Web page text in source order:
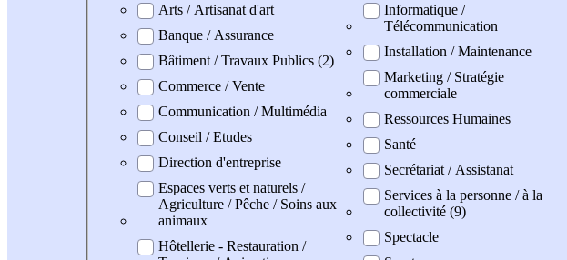
Arts / Artisanat d'art
Banque / Assurance
Bâtiment / Travaux Publics (2)
Commerce / Vente
Communication / Multimédia
Conseil / Etudes
Direction d'entreprise
Espaces verts et naturels /
Agriculture / Pêche / Soins aux
animaux
Hôtellerie - Restauration /
Informatique /
Télécommunication
Installation / Maintenance
Marketing / Stratégie
commerciale
Ressources Humaines
Santé
Secrétariat / Assistanat
Services à la personne / à la
collectivité (9)
Spectacle